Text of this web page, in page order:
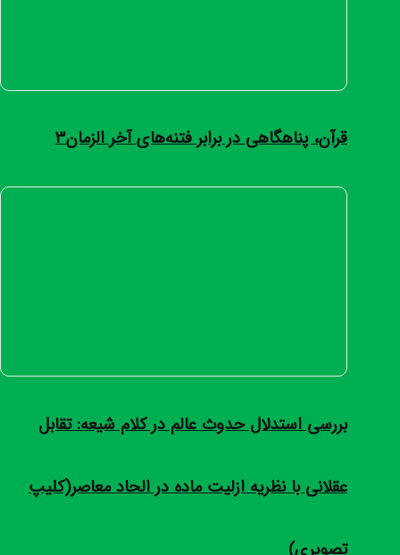
قرآن، پناهگاهی در برابر فتنه‌های آخر الزمان3
بررسی استدلال حدوث عالم در کلام شیعه: تقابل
عقلانی با نظریه ازلیت ماده در الحاد معاصر(کلیپ
تصویری)